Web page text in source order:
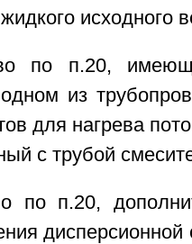
исходного
по п.20,
из
для нагрева
с трубой
по п.20,